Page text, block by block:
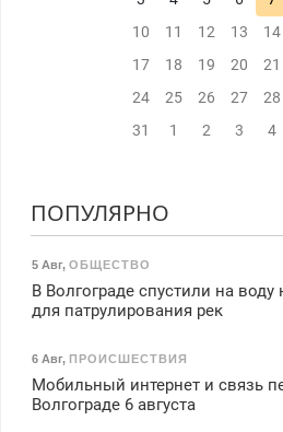
10
11 12 13 14
17
18 19 20 21
24
25 26 27 28
31
1 2 3 4
ПОПУЛЯРНО
5 Авг, ОБЩЕСТВО
В Волгограде спустили на
для патрулирования рек
6 Авг, ПРОИСШЕСТВИЯ
Мобильный интернет и связь
Волгограде 6 августа